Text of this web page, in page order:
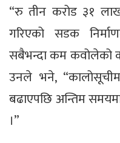
“रु तीन करोड ३१
गरिएको सडक
सबैभन्दा कम कवोलेको
उनले भने,
बढाएपछि अन्तिम
।”